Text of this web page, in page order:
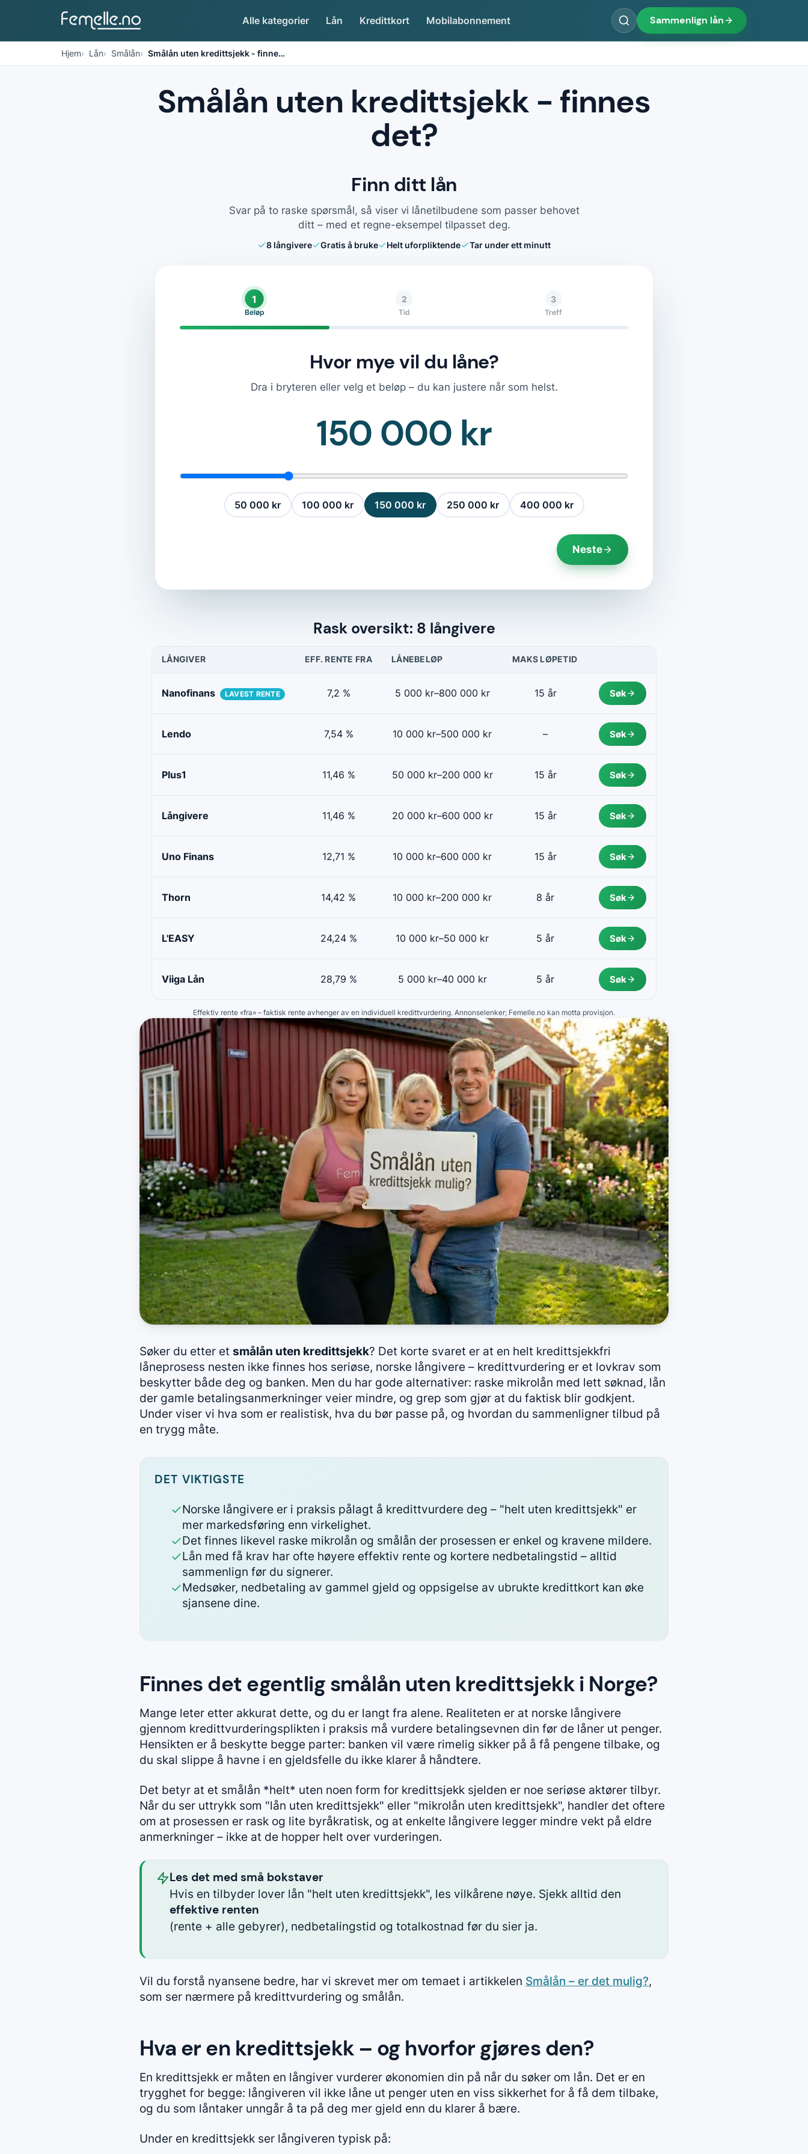
Alle kategorier Lån Kredittkort Mobilabonnement Sammenlign lån
Hjem Lån Smålån Smålån uten kredittsjekk - finne…
Smålån uten kredittsjekk - finnes
det?
Finn ditt lån
Svar på to raske spørsmål, så viser vi lånetilbudene som passer behovet
ditt – med et regne-eksempel tilpasset deg.
8långivere Gratis å bruke Helt uforpliktende Tar under ett minutt
1
Beløp
2
Tid
3
Treff
Hvor mye vil du låne?
Dra i bryteren eller velg et beløp – du kan justere når som helst.
150 000 kr
50 000 kr 100 000 kr 150 000 kr 250 000 kr 400 000 kr
Neste
Rask oversikt: 8 långivere
LÅNGIVER EFF. RENTE FRA LÅNEBELØP MAKS LØPETID
Nanofinans LAVEST RENTE 7,2 % 5 000 kr–800 000 kr 15 år Søk
Lendo 7,54 % 10 000 kr–500 000 kr – Søk
Plus1 11,46 % 50 000 kr–200 000 kr 15 år Søk
Långivere 11,46 % 20 000 kr–600 000 kr 15 år Søk
Uno Finans 12,71 % 10 000 kr–600 000 kr 15 år Søk
Thorn 14,42 % 10 000 kr–200 000 kr 8 år Søk
L'EASY 24,24 % 10 000 kr–50 000 kr 5 år Søk
Viiga Lån 28,79 % 5 000 kr–40 000 kr 5 år Søk
Effektiv rente «fra» – faktisk rente avhenger av en individuell kredittvurdering. Annonselenker; Femelle.no kan motta provisjon.
Søker du etter et smålån uten kredittsjekk? Det korte svaret er at en helt kredittsjekkfri
låneprosess nesten ikke finnes hos seriøse, norske långivere – kredittvurdering er et lovkrav som
beskytter både deg og banken. Men du har gode alternativer: raske mikrolån med lett søknad, lån
der gamle betalingsanmerkninger veier mindre, og grep som gjør at du faktisk blir godkjent.
Under viser vi hva som er realistisk, hva du bør passe på, og hvordan du sammenligner tilbud på
en trygg måte.
DET VIKTIGSTE
Norske långivere er i praksis pålagt å kredittvurdere deg – "helt uten kredittsjekk" er
mer markedsføring enn virkelighet.
Det finnes likevel raske mikrolån og smålån der prosessen er enkel og kravene mildere.
Lån med få krav har ofte høyere effektiv rente og kortere nedbetalingstid – alltid
sammenlign før du signerer.
Medsøker, nedbetaling av gammel gjeld og oppsigelse av ubrukte kredittkort kan øke
sjansene dine.
Finnes det egentlig smålån uten kredittsjekk i Norge?
Mange leter etter akkurat dette, og du er langt fra alene. Realiteten er at norske långivere
gjennom kredittvurderingsplikten i praksis må vurdere betalingsevnen din før de låner ut penger.
Hensikten er å beskytte begge parter: banken vil være rimelig sikker på å få pengene tilbake, og
du skal slippe å havne i en gjeldsfelle du ikke klarer å håndtere.
Det betyr at et smålån *helt* uten noen form for kredittsjekk sjelden er noe seriøse aktører tilbyr.
Når du ser uttrykk som "lån uten kredittsjekk" eller "mikrolån uten kredittsjekk", handler det oftere
om at prosessen er rask og lite byråkratisk, og at enkelte långivere legger mindre vekt på eldre
anmerkninger – ikke at de hopper helt over vurderingen.
Les det med små bokstaver
Hvis en tilbyder lover lån "helt uten kredittsjekk", les vilkårene nøye. Sjekk alltid den
effektive renten
(rente + alle gebyrer), nedbetalingstid og totalkostnad før du sier ja.
Vil du forstå nyansene bedre, har vi skrevet mer om temaet i artikkelen Smålån – er det mulig?,
som ser nærmere på kredittvurdering og smålån.
Hva er en kredittsjekk – og hvorfor gjøres den?
En kredittsjekk er måten en långiver vurderer økonomien din på når du søker om lån. Det er en
trygghet for begge: långiveren vil ikke låne ut penger uten en viss sikkerhet for å få dem tilbake,
og du som låntaker unngår å ta på deg mer gjeld enn du klarer å bære.
Under en kredittsjekk ser långiveren typisk på: